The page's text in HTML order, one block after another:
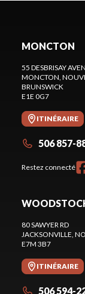
MONCTON
55 DESBRISAY
MONCTON,
BRUNSWICK
E1E 0G7
ITINÉRAIRE
506 857-
Restez connecté
80 SAWYER RD
JACKSONVILLE,
E7M 3B7
ITINÉRAIRE
506 594-